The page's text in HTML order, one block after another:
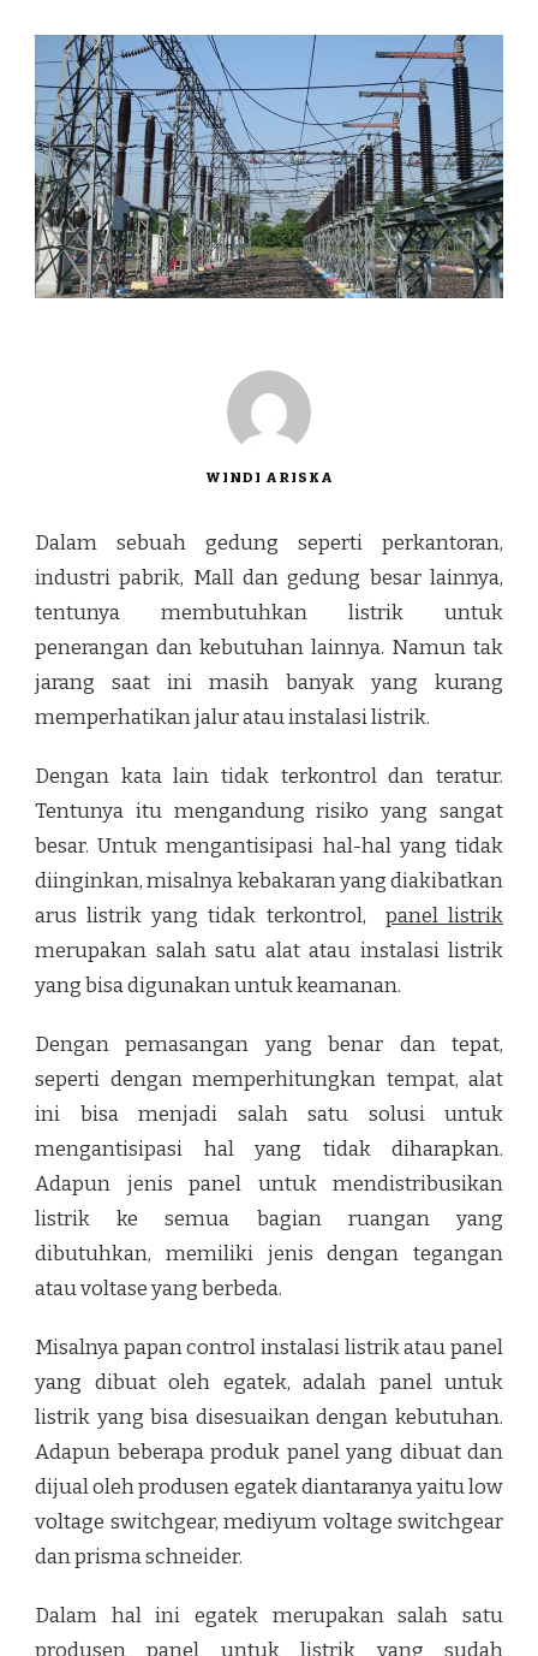
WINDI ARISKA
Dalam sebuah gedung seperti perkantoran,
industri pabrik, Mall dan gedung besar lainnya,
tentunya membutuhkan listrik untuk
penerangan dan kebutuhan lainnya. Namun tak
jarang saat ini masih banyak yang kurang
memperhatikan jalur atau instalasi listrik.
Dengan kata lain tidak terkontrol dan teratur.
Tentunya itu mengandung risiko yang sangat
besar. Untuk mengantisipasi hal-hal yang tidak
diinginkan, misalnya kebakaran yang diakibatkan
arus listrik yang tidak terkontrol, panel listrik
merupakan salah satu alat atau instalasi listrik
yang bisa digunakan untuk keamanan.
Dengan pemasangan yang benar dan tepat,
seperti dengan memperhitungkan tempat, alat
ini bisa menjadi salah satu solusi untuk
mengantisipasi hal yang tidak diharapkan.
Adapun jenis panel untuk mendistribusikan
listrik ke semua bagian ruangan yang
dibutuhkan, memiliki jenis dengan tegangan
atau voltase yang berbeda.
Misalnya papan control instalasi listrik atau panel
yang dibuat oleh egatek, adalah panel untuk
listrik yang bisa disesuaikan dengan kebutuhan.
Adapun beberapa produk panel yang dibuat dan
dijual oleh produsen egatek diantaranya yaitu low
voltage switchgear, mediyum voltage switchgear
dan prisma schneider.
Dalam hal ini egatek merupakan salah satu
produsen panel untuk listrik yang sudah